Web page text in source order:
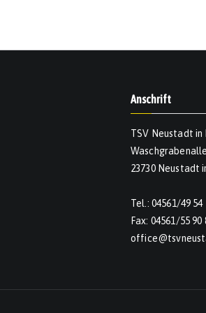
Anschrift
TSV Neustadt in
23730 Neustadt
Tel.: 04561/49 54
Fax: 04561/55 90